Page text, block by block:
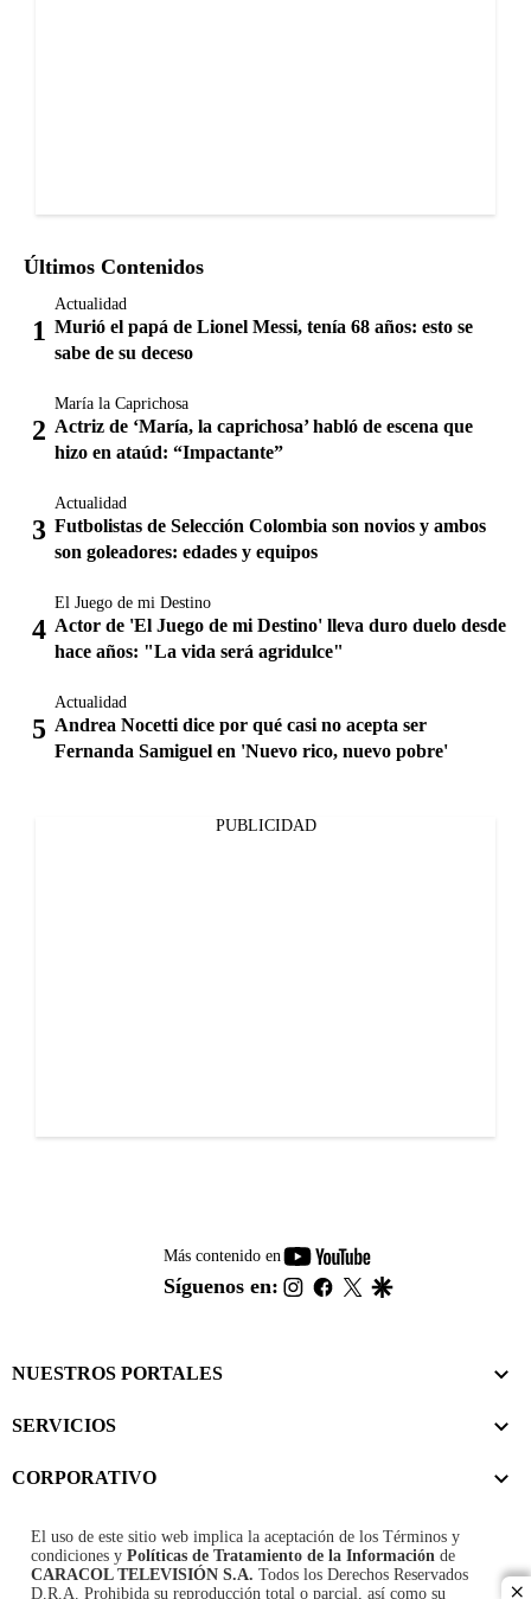
Últimos Contenidos
Actualidad
Murió el papá de Lionel Messi, tenía 68 años: esto se
sabe de su deceso
María la Caprichosa
Actriz de ‘María, la caprichosa’ habló de escena que
hizo en ataúd: “Impactante”
Actualidad
Futbolistas de Selección Colombia son novios y ambos
son goleadores: edades y equipos
El Juego de mi Destino
Actor de 'El Juego de mi Destino' lleva duro duelo desde
hace años: "La vida será agridulce"
Actualidad
Andrea Nocetti dice por qué casi no acepta ser
Fernanda Samiguel en 'Nuevo rico, nuevo pobre'
PUBLICIDAD
Más contenido en
youtube-
footer
Síguenos en: instagram
facebook
twitter
NUESTROS PORTALES
SERVICIOS
CORPORATIVO
El uso de este sitio web implica la aceptación de los Términos y
condiciones y Políticas de Tratamiento de la Información de
CARACOL TELEVISIÓN S.A. Todos los Derechos Reservados
D.R.A. Prohibida su reproducción total o parcial, así como su